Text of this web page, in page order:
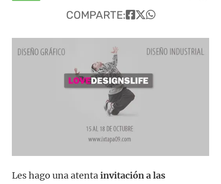
COMPARTE:
Les hago una atentainvitación a las